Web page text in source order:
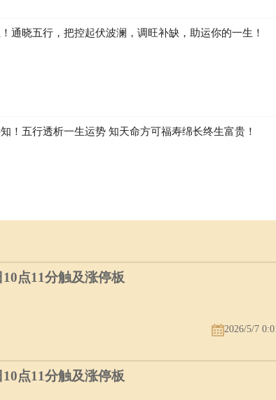
通晓五行，把控起伏波澜，调旺补缺，助运你的一生！
！五行透析一生运势 知天命方可福寿绵长终生富贵！
点11分触及涨停板
2026/5/7
点11分触及涨停板